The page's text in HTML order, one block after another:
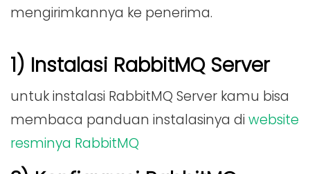
mengirimkannya ke penerima.
1) Instalasi RabbitMQ Server
untuk instalasi RabbitMQ Server kamu bisa
membaca panduan instalasinya di website
resminya RabbitMQ